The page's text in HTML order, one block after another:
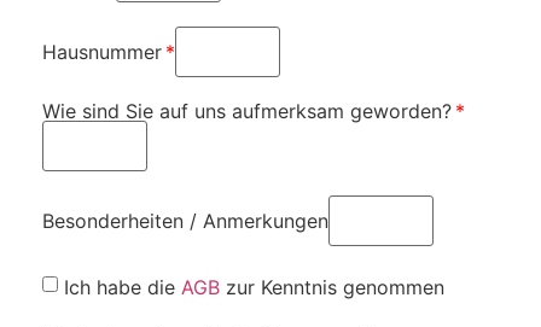
Hausnummer
Wie sind Sie auf uns aufmerksam geworden?
Besonderheiten / Anmerkungen
Ich habe die AGB zur Kenntnis genommen